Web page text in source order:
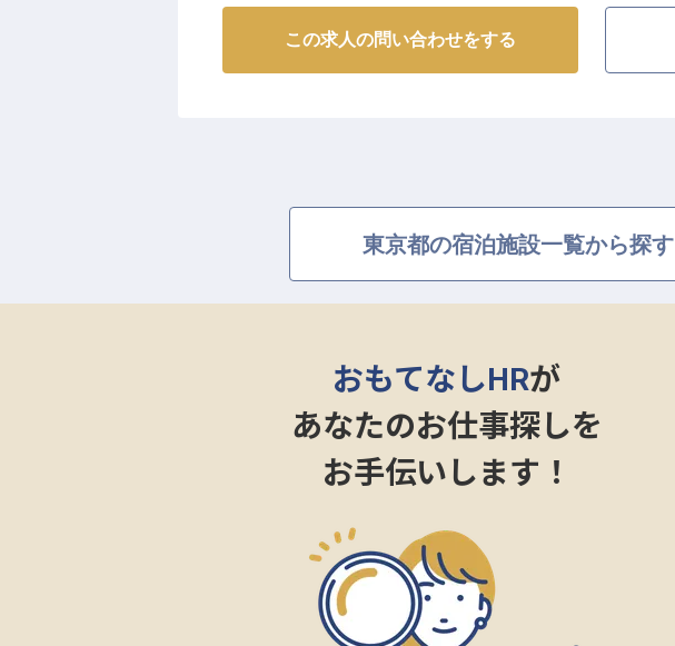
【この企業・施設について】
この求人の問い合わせをする
東京都の宿泊施設一覧から探す
おもてなしHRが
あなたのお仕事探しを
お手伝いします！